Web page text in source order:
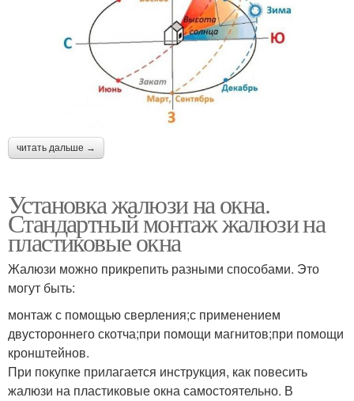
читать дальше →
Установка жалюзи на окна.
Стандартный монтаж жалюзи на
пластиковые окна
Жалюзи можно прикрепить разными способами. Это
могут быть:
монтаж с помощью сверления;с применением
двустороннего скотча;при помощи магнитов;при помощи
кронштейнов.
При покупке прилагается инструкция, как повесить
жалюзи на пластиковые окна самостоятельно. В